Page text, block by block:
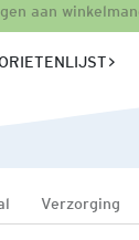
aan
Verzorging